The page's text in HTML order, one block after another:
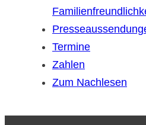
Termine
Zahlen
Zum Nachlesen